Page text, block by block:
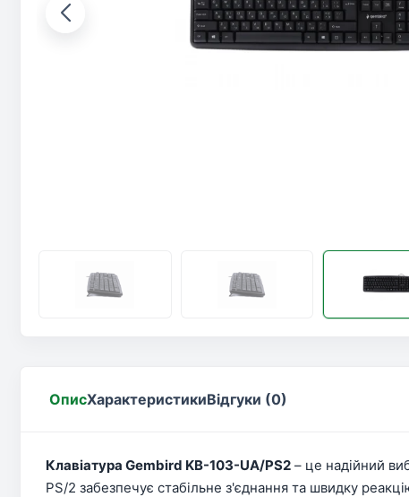
ОписХарактеристикиВідгуки (0)
Клавіатура Gembird KB-103-UA/PS2 – це надійний
PS/2 забезпечує стабільне з'єднання та швидку